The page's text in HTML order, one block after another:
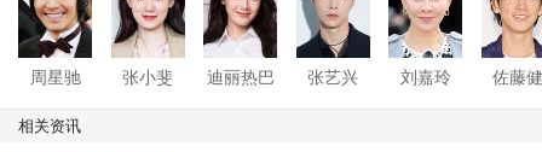
道”，于每一个无厘头桥段里安放各自的青春记忆。从录像
厅时代到流媒体时代，周星驰的电影跨越代际，陪伴70
后、80后、90后乃至00后成长。
周星驰 张小斐 迪丽热巴 张艺兴 刘嘉玲 佐藤
相关资讯